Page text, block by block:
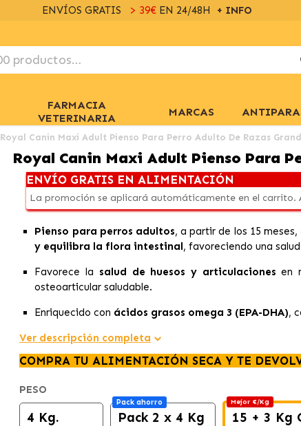
ENVÍOS GRATIS > 39€EN 24/48H + INFO
FARMACIA
VETERINARIA
MARCAS
Royal Canin Maxi Adult Pienso Para Perro Adulto De Razas
Royal Canin Maxi Adult Pienso Para
ENVÍO GRATIS EN ALIMENTACIÓN
La promoción se aplicará automáticamente en el carrito.
Pienso para perros adultos, a partir de los 15 meses,
y equilibra la flora intestinal, favoreciendo una
Favorece la salud de huesos y articulaciones en
osteoarticular saludable.
Enriquecido con ácidos grasos omega 3 (EPA-DHA),
Ver descripción completa
COMPRA TU ALIMENTACIÓN SECA Y TE
PESO
4 Kg.
Pack ahorro
Pack 2 x 4 Kg
Mejor €/Kg
15 + 3 Kg